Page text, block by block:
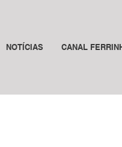
NOTÍCIAS CANAL